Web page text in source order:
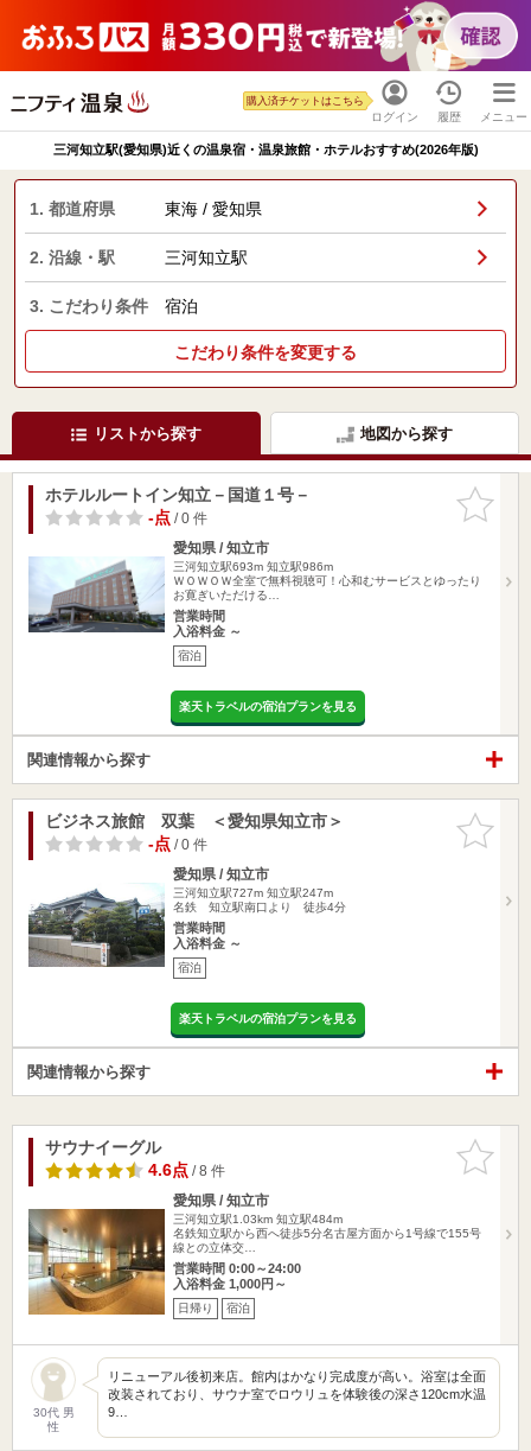
ログイン
購入済チケットはこちら
履歴 メニュー
三河知立駅(愛知県)近くの温泉宿・温泉旅館・ホテルおすすめ(2026年版)
1. 都道府県 東海 / 愛知県
2. 沿線・駅 三河知立駅
3. こだわり条件 宿泊
こだわり条件を変更する
リストから探す 地図から探す
お気に入
りに追加
ホテルルートイン知立－国道１号－
-点/ 0 件
愛知県 / 知立市
三河知立駅693m 知立駅986m
ＷＯＷＯＷ全室で無料視聴可！心和むサービスとゆったり
お寛ぎいただける…
営業時間
入浴料金 ～
宿泊
楽天トラベルの宿泊プランを見る
関連情報から探す
お気に入
りに追加
ビジネス旅館 双葉 ＜愛知県知立市＞
-点/ 0 件
愛知県 / 知立市
三河知立駅727m 知立駅247m
名鉄 知立駅南口より 徒歩4分
営業時間
入浴料金 ～
宿泊
楽天トラベルの宿泊プランを見る
関連情報から探す
お気に入
りに追加
サウナイーグル
4.6点/ 8 件
愛知県 / 知立市
三河知立駅1.03km 知立駅484m
名鉄知立駅から西へ徒歩5分名古屋方面から1号線で155号
線との立体交…
営業時間 0:00～24:00
入浴料金 1,000円～
日帰り 宿泊
30代 男
性
リニューアル後初来店。館内はかなり完成度が高い。浴室は全面
改装されており、サウナ室でロウリュを体験後の深さ120cm水温
9…